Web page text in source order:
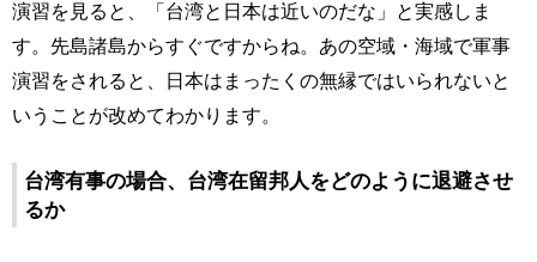
演習を見ると、「台湾と日本は近いのだな」と実感しま
す。先島諸島からすぐですからね。あの空域・海域で軍事
演習をされると、日本はまったくの無縁ではいられないと
いうことが改めてわかります。
台湾有事の場合、台湾在留邦人をどのように退避させ
るか